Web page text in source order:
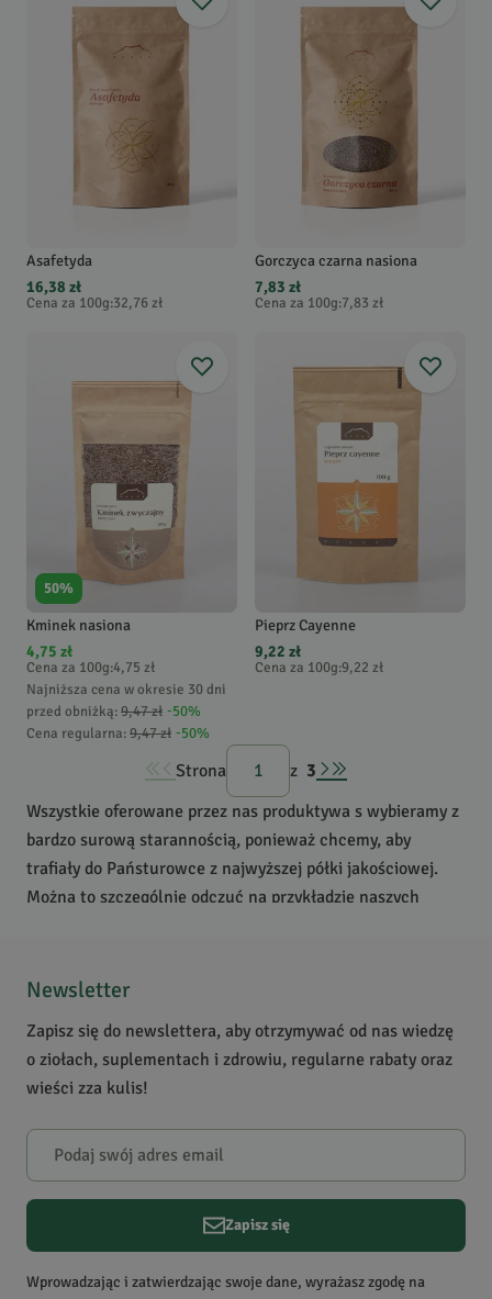
Asafetyda
16,38 zł
Cena za 100g:32,76 zł
Gorczyca czarna nasiona
7,83 zł
Cena za 100g:7,83 zł
50%
Kminek nasiona
4,75 zł
Cena za 100g:4,75 zł
Najniższa cena w okresie 30 dni
przed obniżką:9,47 zł -50%
Cena regularna:9,47 zł -50%
Pieprz Cayenne
9,22 zł
Cena za 100g:9,22 zł
Strona z 3
Wszystkie oferowane przez nas produktywa s wybieramy z
bardzo surową starannością, ponieważ chcemy, aby
trafiały do Państurowce z najwyższej półki jakościowej.
Można to szczególnie odczuć na przykładzie naszych
przyprawy, a także do zapoznania się z tymi nieco bardziej
ekstrawaganckimi. W naszej ofercie znajdą państwo takie
rarytasy jakasafetyda
galgant, wanilia,szafran,kwiat muszkatołowca,czarna
,pieprz cubeba,pieprz długi
Porady o tym, jak zastosować je w kuchni, znajdziecie w
opisie każdej z przypraw.
Newsletter
Zapisz się do newslettera, aby otrzymywać od nas wiedzę
o ziołach, suplementach i zdrowiu, regularne rabaty oraz
wieści zza kulis!
Zapisz się
Wprowadzając i zatwierdzając swoje dane, wyrażasz zgodę na